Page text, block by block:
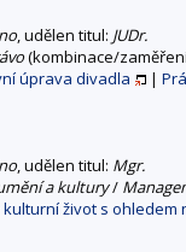
, udělen titul: JUDr.
(kombinace/
úprava divadla |
, udělen titul: Mgr.
a kultury/
život s